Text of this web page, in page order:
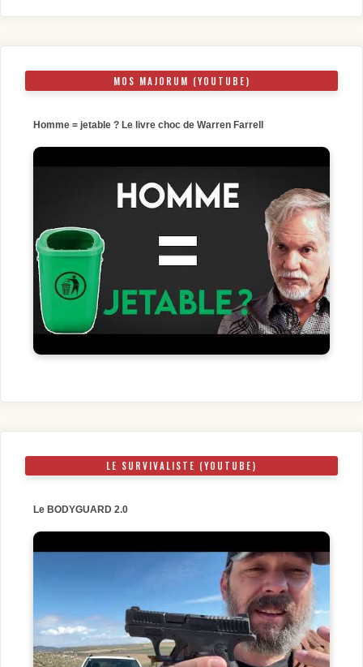
MOS MAJORUM (YOUTUBE)
Homme = jetable ? Le livre choc de Warren Farrell
LE SURVIVALISTE (YOUTUBE)
Le BODYGUARD 2.0